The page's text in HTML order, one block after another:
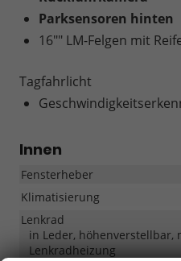
Parksensoren hinten
16"" LM-Felgen mit
Tagfahrlicht
Innen
Fensterheber
Klimatisierung
Lenkrad
in Leder,
Lenkradheizung